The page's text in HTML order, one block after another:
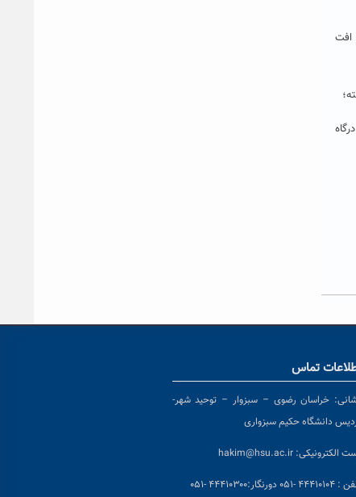
افت
تماس
خراسان رضوی – سبزوار – توحید شهر-
دانشگاه حکیم سبزواری
الکترونیکی: hakim@hsu.ac.ir
-۰۵۱ دورنگار:۴۴۴۱۰۳۰۰ -۰۵۱